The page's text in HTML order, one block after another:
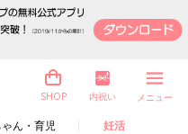
ん・育児 妊活
SHOP 内祝い メニュー